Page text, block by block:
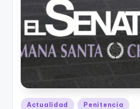
Publicado
Actualidad Penitencia